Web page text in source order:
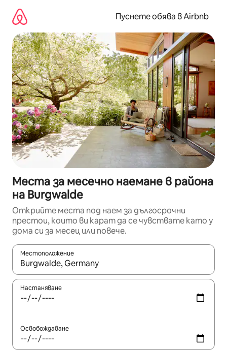
съдържанието
Пуснете обява в Airbnb
Места за месечно наемане в района
на Burgwalde
Открийте места под наем за дългосрочни
престои, които ви карат да се чувствате като у
дома си за месец или повече.
Местоположение
Когато резултатите се покажат, използвайте
Настаняване
Освобождаване